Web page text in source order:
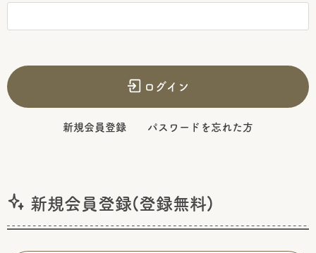
ログイン
新規会員登録 パスワードを忘れた方
新規会員登録(登録無料)